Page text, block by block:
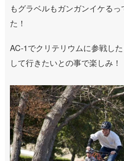
もグラベルもガンガンイケる
た！
AC-1でクリテリウムに参戦し
して行きたいとの事で楽しみ！